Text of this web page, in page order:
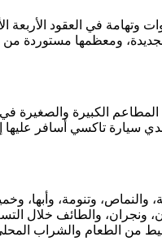
ومعظمها مستوردة
الكبيرة والصغيرة في
سيارة تاكسي أسافر عليها
وتنومة، وأبها،